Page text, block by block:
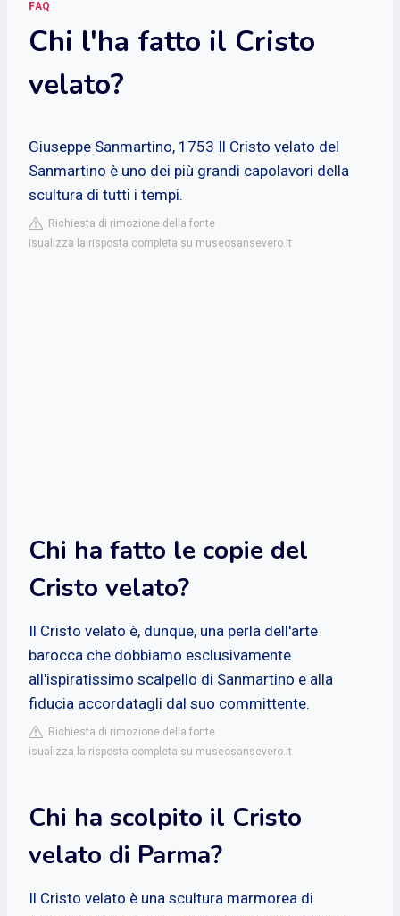
FAQ
Chi l'ha fatto il Cristo
velato?
Giuseppe Sanmartino, 1753 Il Cristo velato del
Sanmartino è uno dei più grandi capolavori della
scultura di tutti i tempi.
Richiesta di rimozione della fonte
isualizza la risposta completa su museosansevero.it
Chi ha fatto le copie del
Cristo velato?
Il Cristo velato è, dunque, una perla dell'arte
barocca che dobbiamo esclusivamente
all'ispiratissimo scalpello di Sanmartino e alla
fiducia accordatagli dal suo committente.
Richiesta di rimozione della fonte
isualizza la risposta completa su museosansevero.it
Chi ha scolpito il Cristo
velato di Parma?
Il Cristo velato è una scultura marmorea di